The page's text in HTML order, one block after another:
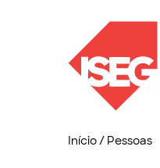
Início/ Pessoas